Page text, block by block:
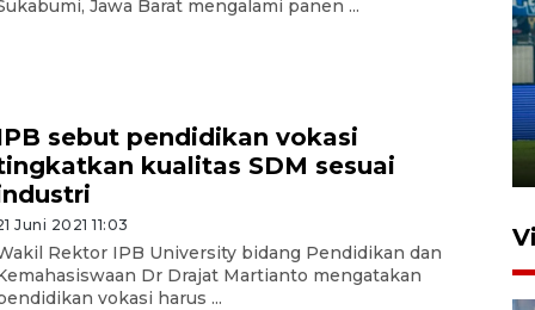
Jawa Barat mengalami panen ...
sebut pendidikan vokasi
kualitas SDM sesuai
Juni 2021 11:03
Rektor IPB University bidang Pendidikan dan
Dr Drajat Martianto mengatakan
vokasi harus ...
Balikpapan
31 Juli 2026 18:01